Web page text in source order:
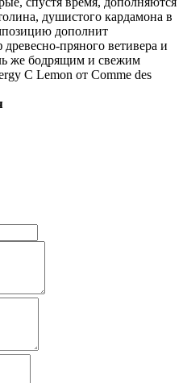
душистого кардамона в
дополнит
пряного ветивера и
же бодрящим и свежим
C Lemon от Comme des